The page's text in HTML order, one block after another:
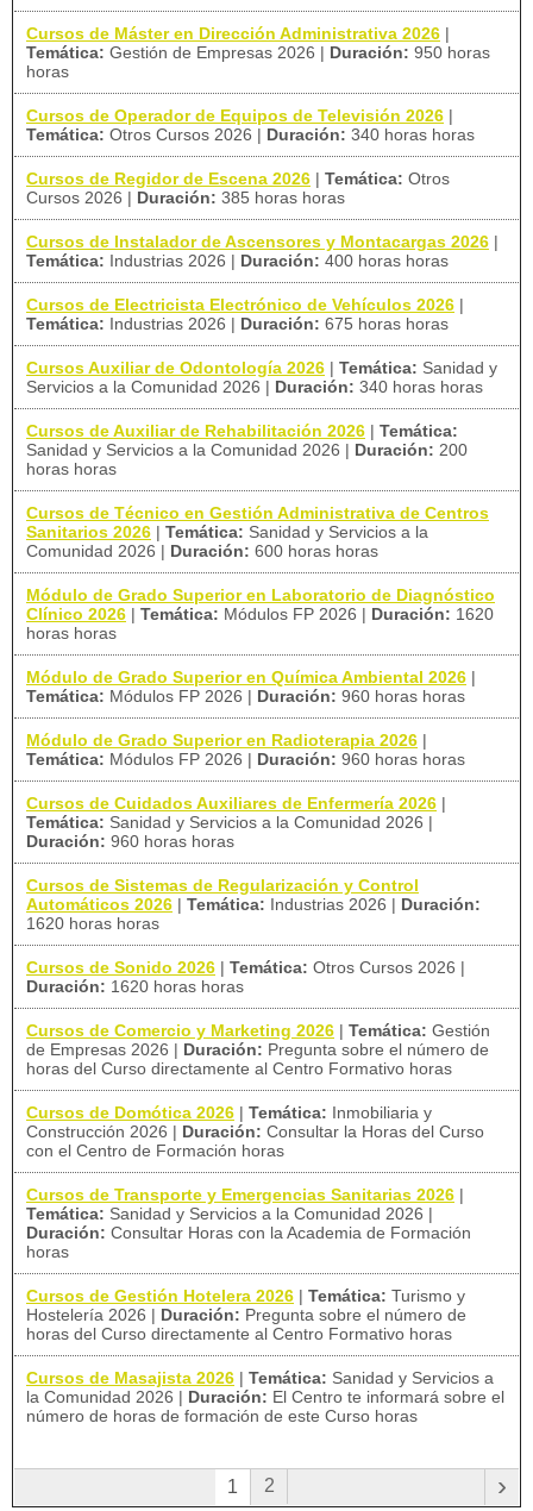
Cursos de Máster en Dirección Administrativa 2026 |
Temática: Gestión de Empresas 2026 | Duración: 950 horas
horas
Cursos de Operador de Equipos de Televisión 2026 |
Temática: Otros Cursos 2026 | Duración: 340 horas horas
Cursos de Regidor de Escena 2026 | Temática: Otros
Cursos 2026 | Duración: 385 horas horas
Cursos de Instalador de Ascensores y Montacargas 2026 |
Temática: Industrias 2026 | Duración: 400 horas horas
Cursos de Electricista Electrónico de Vehículos 2026 |
Temática: Industrias 2026 | Duración: 675 horas horas
Cursos Auxiliar de Odontología 2026 | Temática: Sanidad y
Servicios a la Comunidad 2026 | Duración: 340 horas horas
Cursos de Auxiliar de Rehabilitación 2026 | Temática:
Sanidad y Servicios a la Comunidad 2026 | Duración: 200
horas horas
Cursos de Técnico en Gestión Administrativa de Centros
Sanitarios 2026 | Temática: Sanidad y Servicios a la
Comunidad 2026 | Duración: 600 horas horas
Módulo de Grado Superior en Laboratorio de Diagnóstico
Clínico 2026 | Temática: Módulos FP 2026 | Duración: 1620
horas horas
Módulo de Grado Superior en Química Ambiental 2026 |
Temática: Módulos FP 2026 | Duración: 960 horas horas
Módulo de Grado Superior en Radioterapia 2026 |
Temática: Módulos FP 2026 | Duración: 960 horas horas
Cursos de Cuidados Auxiliares de Enfermería 2026 |
Temática: Sanidad y Servicios a la Comunidad 2026 |
Duración: 960 horas horas
Cursos de Sistemas de Regularización y Control
Automáticos 2026 | Temática: Industrias 2026 | Duración:
1620 horas horas
Cursos de Sonido 2026 | Temática: Otros Cursos 2026 |
Duración: 1620 horas horas
Cursos de Comercio y Marketing 2026 | Temática: Gestión
de Empresas 2026 | Duración: Pregunta sobre el número de
horas del Curso directamente al Centro Formativo horas
Cursos de Domótica 2026 | Temática: Inmobiliaria y
Construcción 2026 | Duración: Consultar la Horas del Curso
con el Centro de Formación horas
Cursos de Transporte y Emergencias Sanitarias 2026 |
Temática: Sanidad y Servicios a la Comunidad 2026 |
Duración: Consultar Horas con la Academia de Formación
horas
Cursos de Gestión Hotelera 2026 | Temática: Turismo y
Hostelería 2026 | Duración: Pregunta sobre el número de
horas del Curso directamente al Centro Formativo horas
Cursos de Masajista 2026 | Temática: Sanidad y Servicios a
la Comunidad 2026 | Duración: El Centro te informará sobre el
número de horas de formación de este Curso horas
1 2 ›